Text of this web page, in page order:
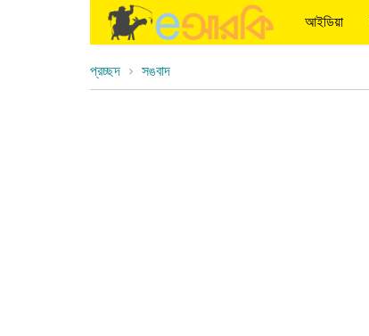
আইডিয়া
প্রচ্ছদ সঙবাদ